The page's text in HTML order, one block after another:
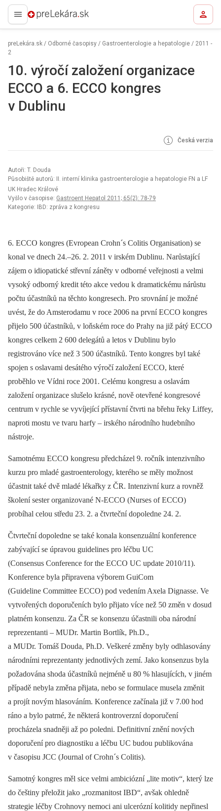
preLekára.sk
preLekára.sk / Odborné časopisy / Gastroenterologie a hepatologie / 2011 -
2
10. výročí založení organizace
ECCO a 6. ECCO kongres
v Dublinu
Česká verzia
Autoři: T. Douda
Působiště autorů: II. interní klinika gastroenterologie a hepatologie FN a LF
UK Hradec Králové
Vyšlo v časopise: Gastroent Hepatol 2011; 65(2): 78-79
Kategorie: IBD: zpráva z kongresu
6. ECCO kongres (Evropean Crohn´s Colitis Organisation) se
konal ve dnech 24.–26. 2. 2011 v irském Dublinu. Narůstající
zájem o idiopatické střevní záněty v odborné veřejnosti a velmi
vysoký odborný kredit této akce vedou k dramatickému nárůstu
počtu účastníků na těchto kongresech. Pro srovnání je možné
uvést, že do Amsterodamu v roce 2006 na první ECCO kongres
přijelo 500 účastníků, v loňském roce do Prahy na již pátý ECCO
kongres celkem 2 600 delegátů a letos v Dublinu bylo
registrováno více než 3 500 účastníků. Tento kongres byl také
spojen s oslavami desátého výročí založení ECCO, které
proběhlo ve Vídni roce 2001. Celému kongresu a oslavám
založení organizace slušelo krásné, nově otevřené kongresové
centrum v rychle se vyvíjející přístavní čtvrti na břehu řeky Liffey,
naproti mostu ve tvaru harfy –⁠ irského národního hudebního
nástroje.
Samotnému ECCO kongresu předcházel 9. ročník intenzivního
kurzu pro mladé gastroenterology, kterého se měly možnost
účastnit také dvě mladé lékařky z ČR. Intenzivní kurz a rovněž
školení sester organizované N-ECCO (Nurses of ECCO)
probíhal celou středu 23. 2. a čtvrteční dopoledne 24. 2.
Čtvrteční dopoledne se také konala konsenzuální konference
zabývající se úpravou guidelines pro léčbu UC
(Consensus Conference for the ECCO UC update 2010/11).
Konference byla připravena výborem GuiCom
(Guideline Committee ECCO) pod vedením Axela Dignasse. Ve
vytvořených doporučeních bylo přijato více než 50 změn v dosud
platném konsenzu. Za ČR se konsenzu účastnili oba národní
reprezentanti –⁠ MUDr. Martin Bortlík, Ph.D.,
a MUDr. Tomáš Douda, Ph.D. Veškeré změny byly odhlasovány
národními reprezentanty jednotlivých zemí. Jako konsenzus byla
požadována shoda účastníků nejméně u 80 % hlasujících, v jiném
případě nebyla změna přijata, nebo se formulace musela změnit
a projít novým hlasováním. Konference začínala již v 7.00 hod
ráno a bylo patrné, že některá kontroverzní doporučení
procházela snadněji až po poledni. Definitivní znění nových
doporučení pro diagnostiku a léčbu UC budou publikována
v časopisu JCC (Journal of Crohn´s Colitis).
Samotný kongres měl sice velmi ambiciózní „lite motiv“, který lze
do češtiny přeložit jako „rozmanitost IBD“, avšak ohledně
strategie léčby Crohnovy nemoci ani ulcerózní kolitidy nepřinesl